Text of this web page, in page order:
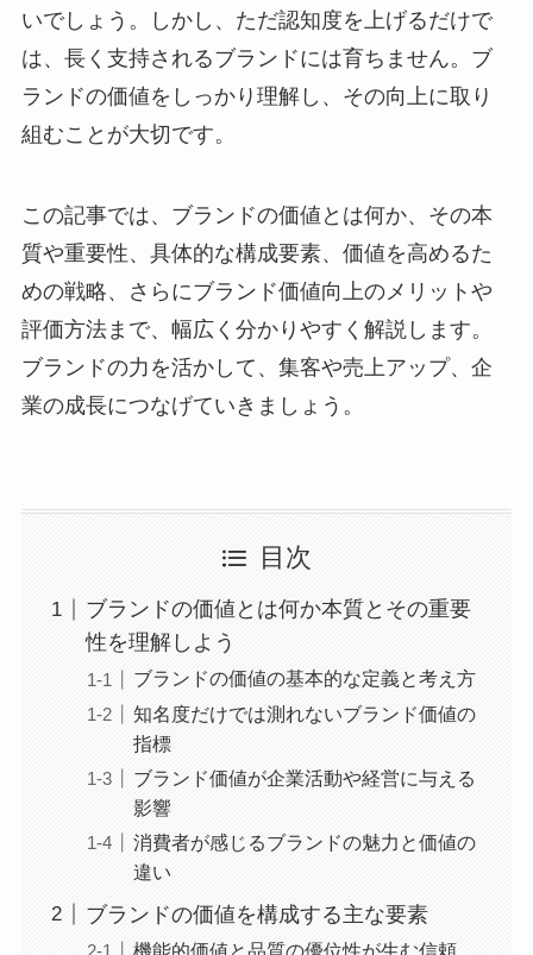
いでしょう。しかし、ただ認知度を上げるだけで
は、長く支持されるブランドには育ちません。ブ
ランドの価値をしっかり理解し、その向上に取り
組むことが大切です。
この記事では、ブランドの価値とは何か、その本
質や重要性、具体的な構成要素、価値を高めるた
めの戦略、さらにブランド価値向上のメリットや
評価方法まで、幅広く分かりやすく解説します。
ブランドの力を活かして、集客や売上アップ、企
業の成長につなげていきましょう。
目次
ブランドの価値とは何か本質とその重要
性を理解しよう
ブランドの価値の基本的な定義と考え方
知名度だけでは測れないブランド価値の
指標
ブランド価値が企業活動や経営に与える
影響
消費者が感じるブランドの魅力と価値の
違い
ブランドの価値を構成する主な要素
機能的価値と品質の優位性が生む信頼